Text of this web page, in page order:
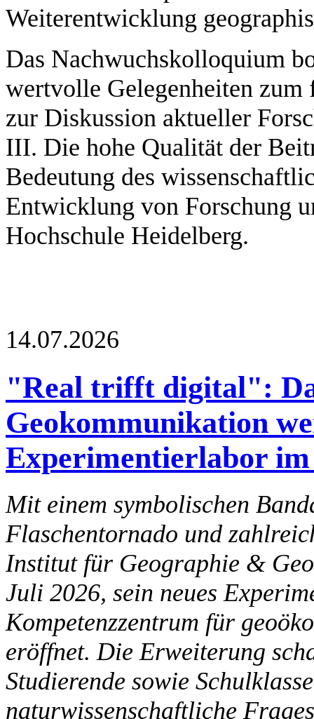
Weiterentwicklung
Das Nachwuchskolloquium
wertvolle Gelegenheiten zum
zur Diskussion aktueller
III. Die hohe Qualität der
Bedeutung des
Entwicklung von Forschung
Hochschule Heidelberg.
14.07.2026
"Real trifft digital":
Geokommunikation
Experimentierlabor im
Mit einem symbolischen
Flaschentornado und
Institut für Geographie &
Juli 2026, sein neues
Kompetenzzentrum für
eröffnet. Die Erweiterung
Studierende sowie
naturwissenschaftliche